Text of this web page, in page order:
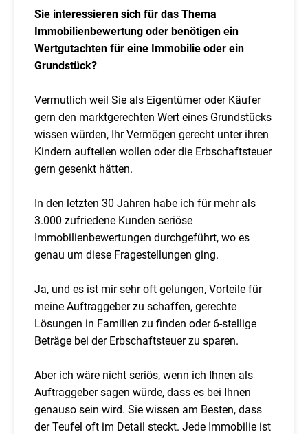
Sie interessieren sich für das Thema
Immobilienbewertung oder benötigen ein
Wertgutachten für eine Immobilie oder ein
Grundstück?
Vermutlich weil Sie als Eigentümer oder Käufer
gern den marktgerechten Wert eines Grundstücks
wissen würden, Ihr Vermögen gerecht unter ihren
Kindern aufteilen wollen oder die Erbschaftsteuer
gern gesenkt hätten.
In den letzten 30 Jahren habe ich für mehr als
3.000 zufriedene Kunden seriöse
Immobilienbewertungen durchgeführt, wo es
genau um diese Fragestellungen ging.
Ja, und es ist mir sehr oft gelungen, Vorteile für
meine Auftraggeber zu schaffen, gerechte
Lösungen in Familien zu finden oder 6-stellige
Beträge bei der Erbschaftsteuer zu sparen.
Aber ich wäre nicht seriös, wenn ich Ihnen als
Auftraggeber sagen würde, dass es bei Ihnen
genauso sein wird. Sie wissen am Besten, dass
der Teufel oft im Detail steckt. Jede Immobilie ist